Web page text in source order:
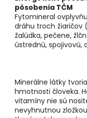
pôsobenia TČM
Fytomineral
dráhu troch žiaričov
žalúdka, pečene,
ústrednú, spojivovú,
Minerálne látky
hmotnosti človeka.
vitamíny nie sú
nevyhnutnou